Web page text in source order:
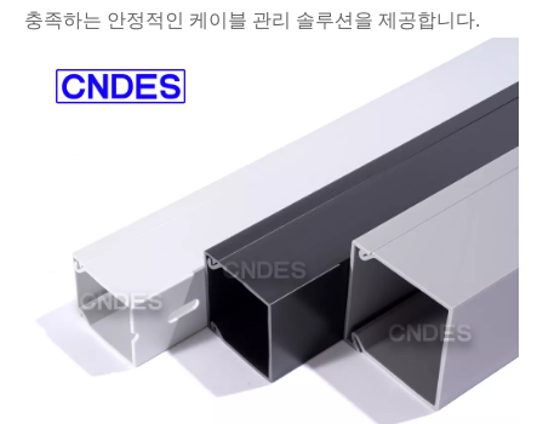
충족하는 안정적인 케이블 관리 솔루션을 제공합니다.